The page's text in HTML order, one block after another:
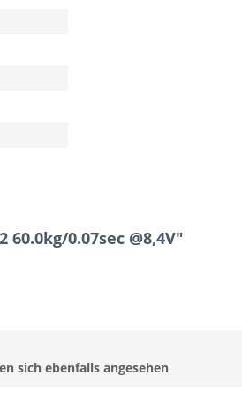
60.0kg/0.07sec @8,4V"
sich ebenfalls angesehen